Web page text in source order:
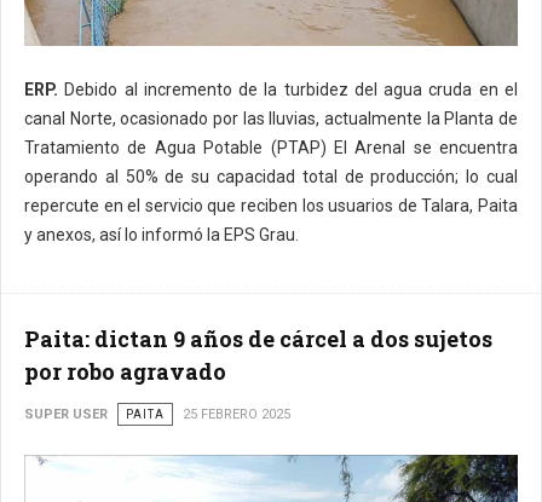
ERP. Debido al incremento de la turbidez del agua cruda en el
canal Norte, ocasionado por las lluvias, actualmente la Planta de
Tratamiento de Agua Potable (PTAP) El Arenal se encuentra
operando al 50% de su capacidad total de producción; lo cual
repercute en el servicio que reciben los usuarios de Talara, Paita
y anexos, así lo informó la EPS Grau.
Paita: dictan 9 años de cárcel a dos sujetos
por robo agravado
SUPER USER PAITA 25 FEBRERO 2025